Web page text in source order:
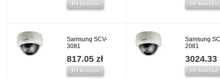
Do koszyka Do koszyka
Samsung SCV-
3081
817.05 zł
Do koszyka
Samsung
2081
3024.33
Do koszyka